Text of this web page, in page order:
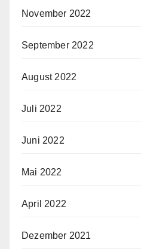
November 2022
September 2022
August 2022
Juli 2022
Juni 2022
Mai 2022
April 2022
Dezember 2021